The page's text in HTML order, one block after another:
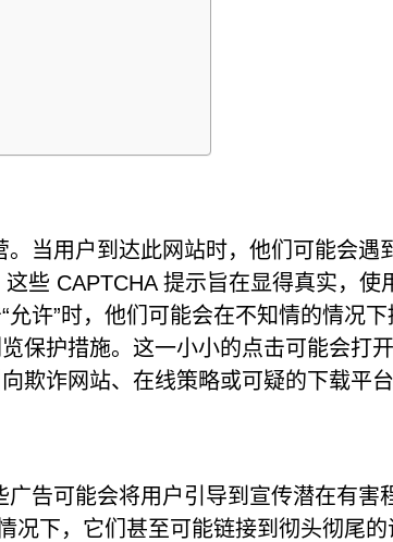
当用户到达此网站时，他们可能会遇
些 CAPTCHA 提示旨在显得真实，使
许”时，他们可能会在不知情的情况下
保护措施。这一小小的点击可能会打
欺诈网站、在线策略或可疑的下载平台
告可能会将用户引导到宣传潜在有害
况下，它们甚至可能链接到彻头彻尾的